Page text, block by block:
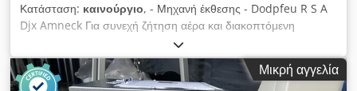
Κατάσταση: καινούργιο, - Μηχανή έκθεσης - Dodpfeu R S A
Djx Amneck Για συνεχή ζήτηση αέρα και διακοπτόμενη
λειτουργία Ηλεκτρονικός έλεγχος για αξιοπιστία και
αποτελεσματικότητα. Αυξημένη ευελιξία χάρη στις δύο
δεξαμενές πεπιεσμένου αέρα Υψηλής ποιότητας καιΜικρή αγγελία